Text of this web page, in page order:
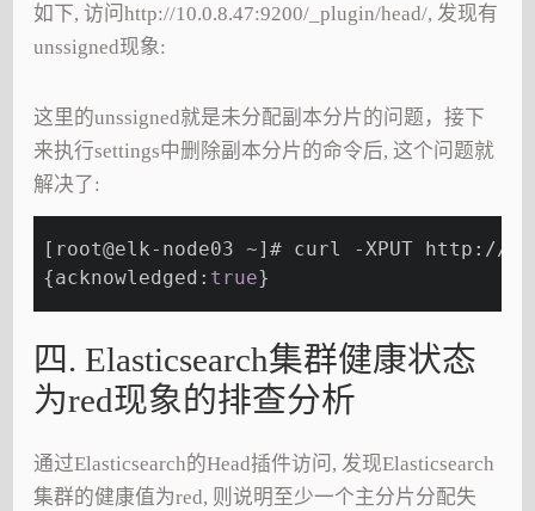
如下, 访问http://10.0.8.47:9200/_plugin/head/, 发现有
unssigned现象:
这里的unssigned就是未分配副本分片的问题，接下
来执行settings中删除副本分片的命令后, 这个问题就
解决了:
[root@elk-node03 ~]# curl -XPUT
{acknowledged: true}
四. Elasticsearch集群健康状态
为red现象的排查分析
通过Elasticsearch的Head插件访问, 发现Elasticsearch
集群的健康值为red, 则说明至少一个主分片分配失